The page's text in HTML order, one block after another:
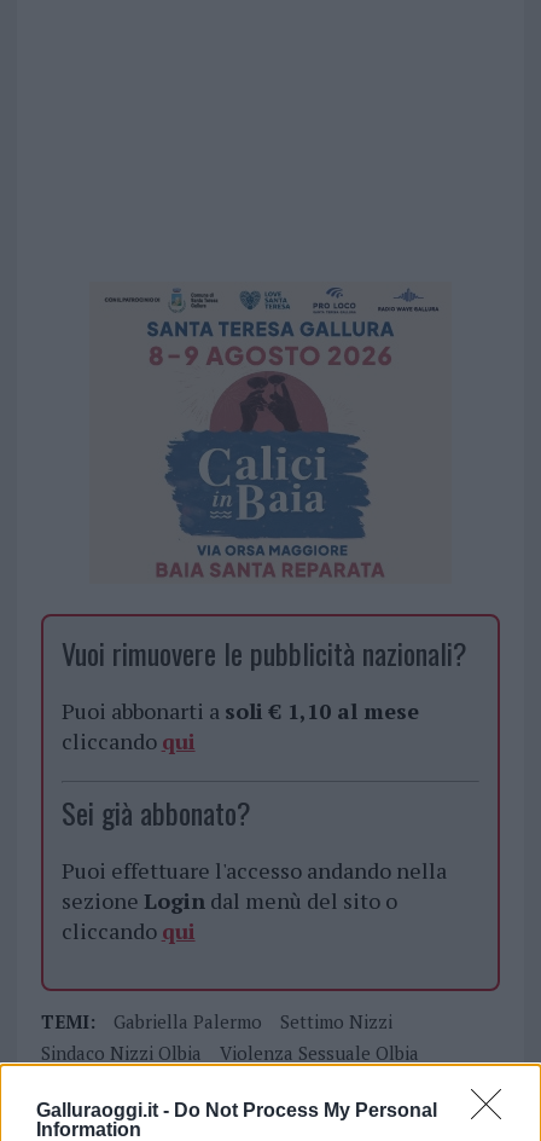
Galluraoggi.it - Do Not Process My Personal
Information
Vuoi rimuovere le pubblicità nazionali?
Puoi abbonarti a soli € 1,10 al mese
cliccando qui
Sei già abbonato?
Puoi effettuare l'accesso andando nella
sezione Logindal menù del sito o
cliccando qui
TEMI: Gabriella Palermo
Settimo Nizzi
Sindaco Nizzi Olbia
Violenza Sessuale Olbia
Inviaci le tue segnalazioni,